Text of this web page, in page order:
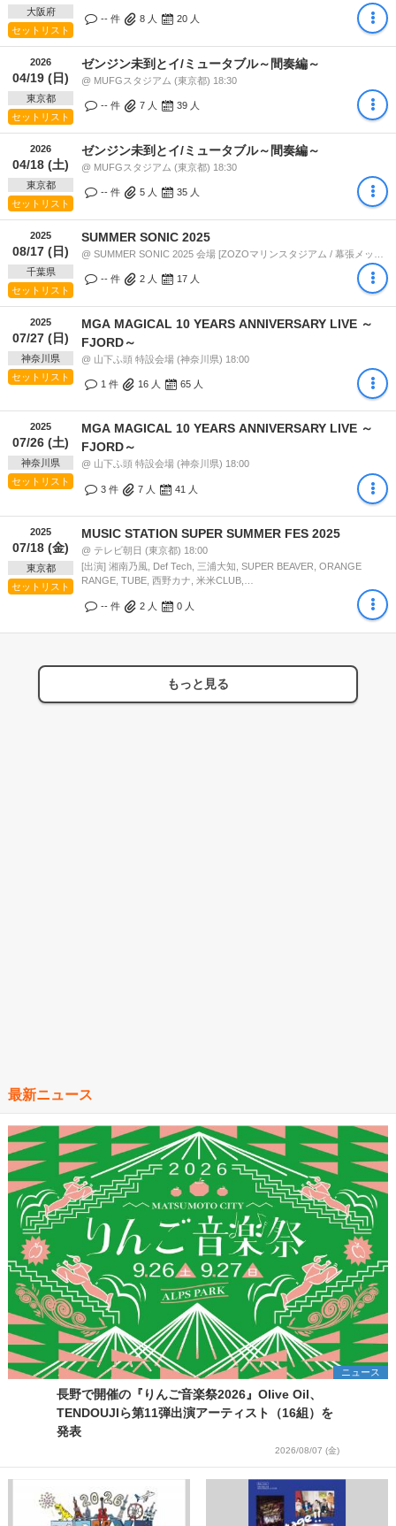
大阪府
セットリスト
-- 件 8 人 20 人
2026
04/19 (日)
東京都
セットリスト
ゼンジン未到とイ/ミュータブル～間奏編～
@ MUFGスタジアム (東京都) 18:30
-- 件 7 人 39 人
2026
04/18 (土)
東京都
セットリスト
ゼンジン未到とイ/ミュータブル～間奏編～
@ MUFGスタジアム (東京都) 18:30
-- 件 5 人 35 人
2025
08/17 (日)
千葉県
セットリスト
SUMMER SONIC 2025
-- 件 2 人 17 人
2025
07/27 (日)
神奈川県
セットリスト
MGA MAGICAL 10 YEARS ANNIVERSARY LIVE ～
FJORD～
@ 山下ふ頭 特設会場 (神奈川県) 18:00
1 件 16 人 65 人
2025
07/26 (土)
神奈川県
セットリスト
MGA MAGICAL 10 YEARS ANNIVERSARY LIVE ～
FJORD～
@ 山下ふ頭 特設会場 (神奈川県) 18:00
3 件 7 人 41 人
2025
07/18 (金)
東京都
セットリスト
MUSIC STATION SUPER SUMMER FES 2025
@ テレビ朝日 (東京都) 18:00
[出演] 湘南乃風, Def Tech, 三浦大知, SUPER BEAVER, ORANGE
RANGE, TUBE, 西野カナ, 米米CLUB,…
-- 件 2 人 0 人
もっと見る
最新ニュース
ニュース
長野で開催の『りんご音楽祭2026』Olive Oil、
TENDOUJIら第11弾出演アーティスト（16組）を
発表
2026/08/07 (金)